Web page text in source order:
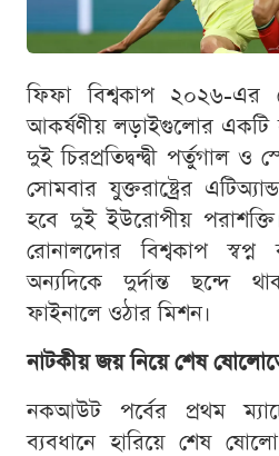
ফিফা বিশ্বকাপ ২০২৬-
আকর্ষণীয় লড়াইগুলোর একটি
দুই চিরপ্রতিদ্বন্দ্বী পর্তুগাল ও
সোমবার যুক্তরাষ্ট্রের
হবে দুই ইউরোপীয়
রোনালদোর বিশ্বকাপ স্বপ্ন
অন্যদিকে দুর্দান্ত ছন্দে
ফাইনালে ওঠার মিশন।
নাটকীয় জয় নিয়ে শেষ
নকআউট পর্বের প্রথম
ব্যবধানে হারিয়ে শেষ